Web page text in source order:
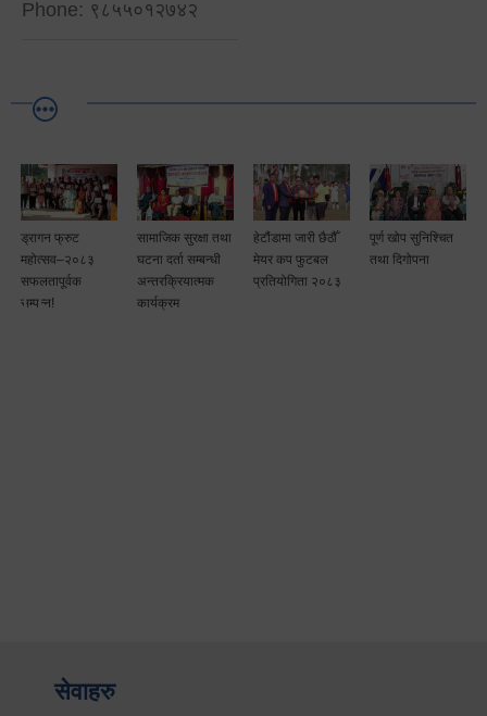
Phone: ९८५५०१२७४२
ड्रागन फ्रुट
महोत्सव–२०८३
सफलतापूर्वक
सम्पन्न!
सामाजिक सुरक्षा तथा
घटना दर्ता सम्बन्धी
अन्तरक्रियात्मक
कार्यक्रम
हेटौंडामा जारी छैठौँ
मेयर कप फुटबल
प्रतियोगिता २०८३
पूर्ण खोप सुनिश्चित
तथा दिगोपना
सेवाहरु